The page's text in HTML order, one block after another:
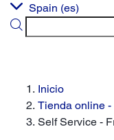
Spain (es)
Inicio
Tienda online
Self Service -